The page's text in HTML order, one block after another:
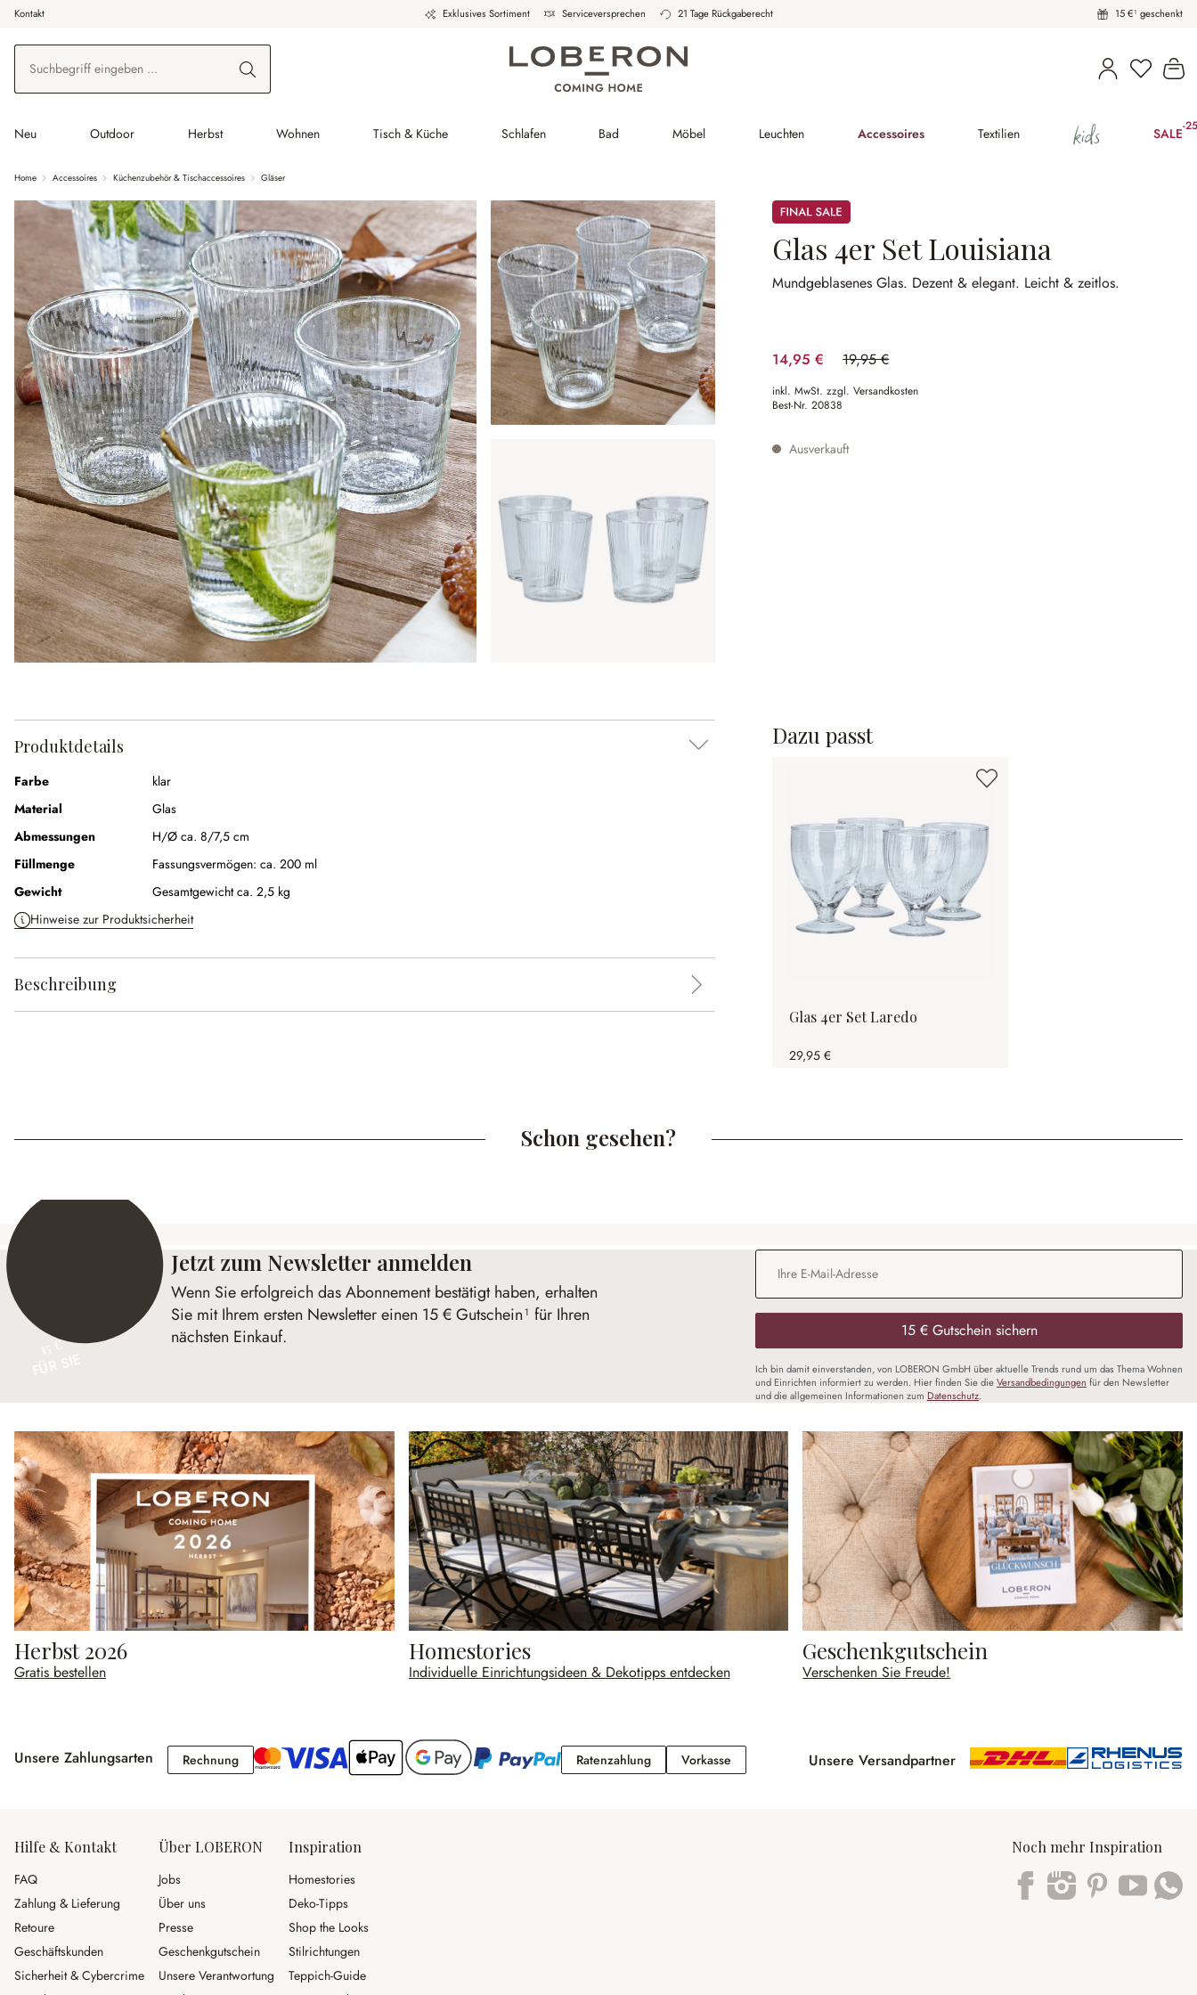
Hauptinhalt springen
Zur Suche springen
Zur Hauptnavigation springen
Kontakt Exklusives Sortiment Serviceversprechen 21 Tage Rückgaberecht 15 €¹ geschenkt
Du hast
Neu Outdoor Herbst Wohnen Tisch & Küche Schlafen Bad Möbel Leuchten Accessoires Textilien kids SALE-
Home Accessoires Küchenzubehör & Tischaccessoires Gläser
Sale
Glas 4er Set Louisiana
Mundgeblasenes Glas. Dezent & elegant. Leicht & zeitlos.
14,95 € 19,95 €
(25.06% gespart)
inkl. MwSt. zzgl. Versandkosten
Best-Nr.20838
Ausverkauft
Produktdetails
Farbe
klar
Material
Glas
Abmessungen
H/Ø ca. 8/7,5 cm
Füllmenge
Fassungsvermögen: ca. 200 ml
Gewicht
Gesamtgewicht ca. 2,5 kg
Hinweise zur Produktsicherheit
Beschreibung
Dazu passt
Glas 4er Set Laredo
29,95 €
Schon gesehen?
15 €
Jetzt zum Newsletter anmelden
Wenn Sie erfolgreich das Abonnement bestätigt haben, erhalten
Sie mit Ihrem ersten Newsletter einen 15 € Gutschein¹ für Ihren
nächsten Einkauf.
E-Mail-Adresse
15 € Gutschein sichern
Ich bin damit einverstanden, von LOBERON GmbH über aktuelle Trends rund um das Thema Wohnen
und Einrichten informiert zu werden. Hier finden Sie dieVersandbedingungen für den Newsletter
und die allgemeinen Informationen zum Datenschutz.
Herbst 2026
Gratis bestellen
Homestories
Individuelle Einrichtungsideen & Dekotipps entdecken
Geschenkgutschein
Verschenken Sie Freude!
Unsere Zahlungsarten RechnungRechnung RatenzahlungRatenzahlung
VorkasseVorkasse Unsere Versandpartner
Hilfe & Kontakt
FAQ
Zahlung & Lieferung
Retoure
Geschäftskunden
Sicherheit & Cybercrime
Über LOBERON
Jobs
Über uns
Presse
Geschenkgutschein
Unsere Verantwortung
Inspiration
Homestories
Deko-Tipps
Shop the Looks
Stilrichtungen
Teppich-Guide
Noch mehr Inspiration